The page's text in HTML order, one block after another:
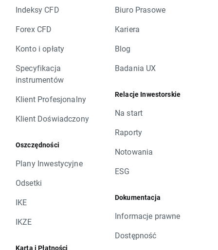
Indeksy CFD
Forex CFD
Konto i opłaty
Specyfikacja
instrumentów
Klient Profesjonalny
Klient Doświadczony
Oszczędności
Plany Inwestycyjne
Odsetki
IKE
IKZE
Karta i Płatności
Biuro Prasowe
Kariera
Blog
Badania UX
Relacje Inwestorskie
Na start
Raporty
Notowania
ESG
Dokumentacja
Informacje prawne
Dostępność